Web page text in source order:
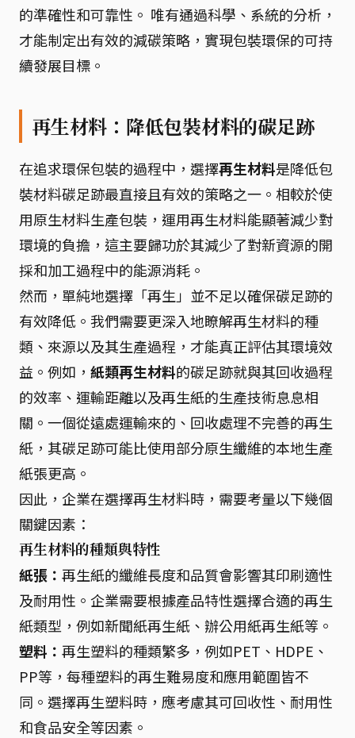
的準確性和可靠性。 唯有通過科學、系統的分析，
才能制定出有效的減碳策略，實現包裝環保的可持
續發展目標。
再生材料：降低包裝材料的碳足跡
在追求環保包裝的過程中，選擇再生材料是降低包
裝材料碳足跡最直接且有效的策略之一。相較於使
用原生材料生產包裝，運用再生材料能顯著減少對
環境的負擔，這主要歸功於其減少了對新資源的開
採和加工過程中的能源消耗。
然而，單純地選擇「再生」並不足以確保碳足跡的
有效降低。我們需要更深入地瞭解再生材料的種
類、來源以及其生產過程，才能真正評估其環境效
益。例如， 紙類再生材料的碳足跡就與其回收過程
的效率、運輸距離以及再生紙的生產技術息息相
關。一個從遠處運輸來的、回收處理不完善的再生
紙，其碳足跡可能比使用部分原生纖維的本地生產
紙張更高。
因此，企業在選擇再生材料時，需要考量以下幾個
關鍵因素：
再生材料的種類與特性
紙張： 再生紙的纖維長度和品質會影響其印刷適性
及耐用性。企業需要根據產品特性選擇合適的再生
紙類型，例如新聞紙再生紙、辦公用紙再生紙等。
塑料： 再生塑料的種類繁多，例如PET、HDPE、
PP等，每種塑料的再生難易度和應用範圍皆不
同。選擇再生塑料時，應考慮其可回收性、耐用性
和食品安全等因素。